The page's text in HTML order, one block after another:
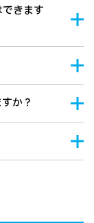
きます
か？